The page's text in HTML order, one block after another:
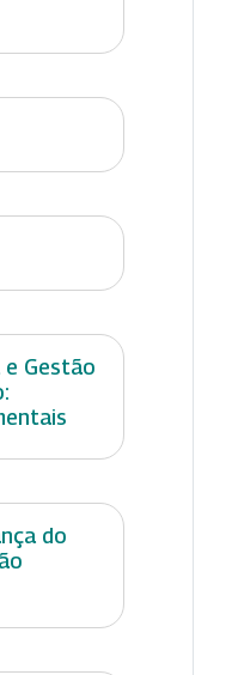
e Gestão
do